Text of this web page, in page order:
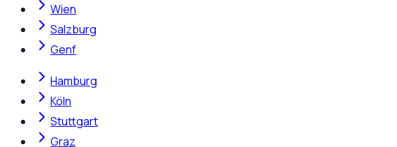
Wien
Salzburg
Genf
Hamburg
Köln
Stuttgart
Graz